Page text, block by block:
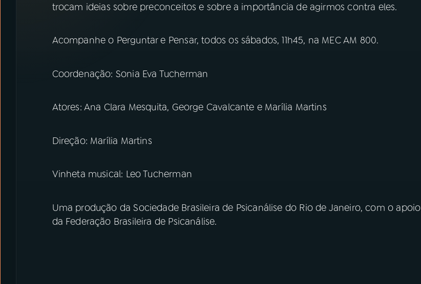
Facebook
Instagram X
trocam ideias sobre preconceitos e sobre a importância de agirmos contra eles.
Acompanhe o Perguntar e Pensar, todos os sábados, 11h45, na MEC AM 800.
Coordenação: Sonia Eva Tucherman
Atores: Ana Clara Mesquita, George Cavalcante e Marília Martins
Direção: Marília Martins
Vinheta musical: Leo Tucherman
Uma produção da Sociedade Brasileira de Psicanálise do Rio de Janeiro, com o apoio
da Federação Brasileira de Psicanálise.